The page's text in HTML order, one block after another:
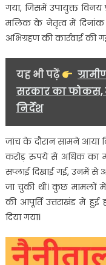
गया, जिसमें उपायुक्त
मलिक के नेतृत्व में दिनांक
अभिग्रहण की कार्रवाई की
यह भी पढ़ें
सरकार का फोकस,
निर्देश
जांच के दौरान सामने आया
करोड़ रुपये से अधिक का
सप्लाई दिखाई गई, उनमें से
जा चुकी थीं। कुछ मामलों
की आपूर्ति उत्तराखंड में
दिया गया।